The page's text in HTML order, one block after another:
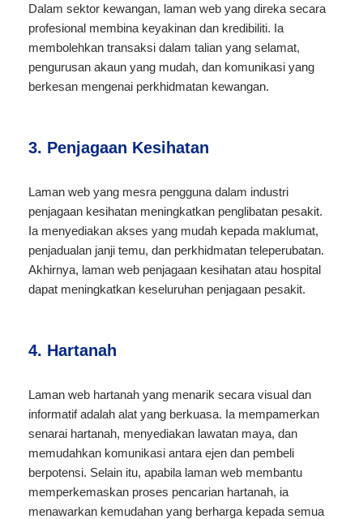
Dalam sektor kewangan, laman web yang direka secara
profesional membina keyakinan dan kredibiliti. Ia
membolehkan transaksi dalam talian yang selamat,
pengurusan akaun yang mudah, dan komunikasi yang
berkesan mengenai perkhidmatan kewangan.
3. Penjagaan Kesihatan
Laman web yang mesra pengguna dalam industri
penjagaan kesihatan meningkatkan penglibatan pesakit.
Ia menyediakan akses yang mudah kepada maklumat,
penjadualan janji temu, dan perkhidmatan teleperubatan.
Akhirnya, laman web penjagaan kesihatan atau hospital
dapat meningkatkan keseluruhan penjagaan pesakit.
4. Hartanah
Laman web hartanah yang menarik secara visual dan
informatif adalah alat yang berkuasa. Ia mempamerkan
senarai hartanah, menyediakan lawatan maya, dan
memudahkan komunikasi antara ejen dan pembeli
berpotensi. Selain itu, apabila laman web membantu
memperkemaskan proses pencarian hartanah, ia
menawarkan kemudahan yang berharga kepada semua